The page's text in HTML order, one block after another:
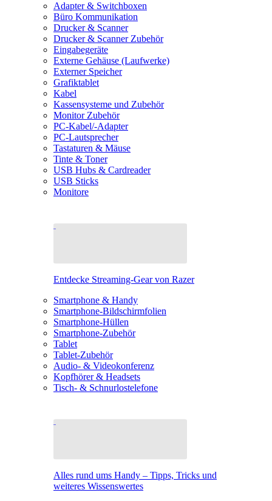
Adapter & Switchboxen
Büro Kommunikation
Drucker & Scanner
Drucker & Scanner Zubehör
Eingabegeräte
Externe Gehäuse (Laufwerke)
Externer Speicher
Grafiktablet
Kabel
Kassensysteme und Zubehör
Monitor Zubehör
PC-Kabel/-Adapter
PC-Lautsprecher
Tastaturen & Mäuse
Tinte & Toner
USB Hubs & Cardreader
USB Sticks
Monitore
Entdecke Streaming-Gear von Razer
Smartphone & Handy
Smartphone-Bildschirmfolien
Smartphone-Hüllen
Smartphone-Zubehör
Tablet
Tablet-Zubehör
Audio- & Videokonferenz
Kopfhörer & Headsets
Tisch- & Schnurlostelefone
Alles rund ums Handy – Tipps, Tricks und
weiteres Wissenswertes